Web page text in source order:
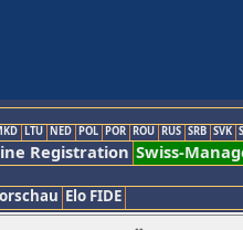
LTU NED POL POR ROU RUS SRB SVK
Registration Swiss-
Elo FIDE